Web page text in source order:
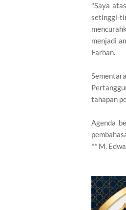
"Saya
setinggi-
menjadi
Farhan.
tahapan
Agenda
** M.